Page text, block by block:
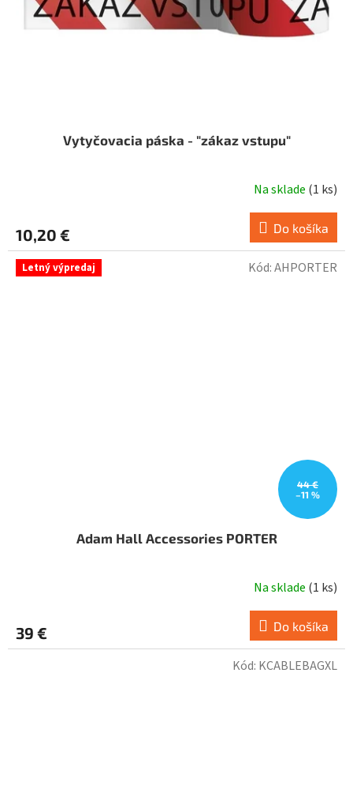
Vytyčovacia páska - "zákaz vstupu"
Na sklade (1 ks)
10,20 € Do košíka
Letný výpredaj
44 €
–11 %
Adam Hall Accessories PORTER
Na sklade (1 ks)
39 € Do košíka
Kód:AHPORTER
Kód: KCABLEBAGXL